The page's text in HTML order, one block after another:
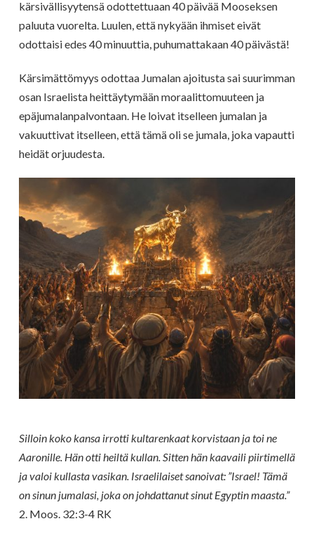
kärsivällisyytensä odottettuaan 40 päivää Mooseksen
paluuta vuorelta. Luulen, että nykyään ihmiset eivät
odottaisi edes 40 minuuttia, puhumattakaan 40 päivästä!
Kärsimättömyys odottaa Jumalan ajoitusta sai suurimman
osan Israelista heittäytymään moraalittomuuteen ja
epäjumalanpalvontaan. He loivat itselleen jumalan ja
vakuuttivat itselleen, että tämä oli se jumala, joka vapautti
heidät orjuudesta.
Silloin koko kansa irrotti kultarenkaat korvistaan ja toi ne
Aaronille. Hän otti heiltä kullan. Sitten hän kaavaili piirtimellä
ja valoi kullasta vasikan. Israelilaiset sanoivat: ”Israel! Tämä
on sinun jumalasi, joka on johdattanut sinut Egyptin maasta.”
2. Moos. 32:3-4 RK